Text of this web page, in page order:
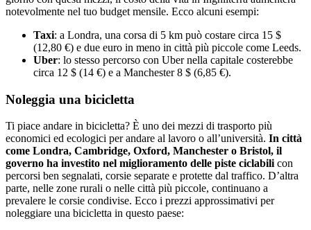
notevolmente nel tuo budget mensile. Ecco alcuni esempi:
Taxi: a Londra, una corsa di 5 km può costare circa 15 $
(12,80 €) e due euro in meno in città più piccole come Leeds.
Uber: lo stesso percorso con Uber nella capitale costerebbe
circa 12 $ (14 €) e a Manchester 8 $ (6,85 €).
Noleggia una bicicletta
Ti piace andare in bicicletta? È uno dei mezzi di trasporto più
economici ed ecologici per andare al lavoro o all’università. In città
come Londra, Cambridge, Oxford, Manchester o Bristol, il
governo ha investito nel miglioramento delle piste ciclabilicon
percorsi ben segnalati, corsie separate e protette dal traffico. D’altra
parte, nelle zone rurali o nelle città più piccole, continuano a
prevalere le corsie condivise. Ecco i prezzi approssimativi per
noleggiare una bicicletta in questo paese: